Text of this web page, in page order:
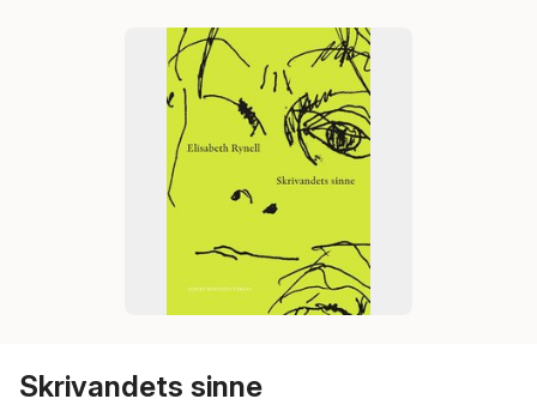
Skrivandets sinne